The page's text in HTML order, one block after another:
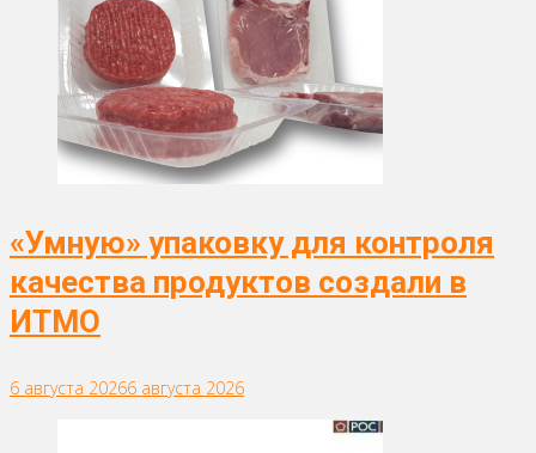
«Умную» упаковку для контроля
качества продуктов создали в
ИТМО
6 августа 20266 августа 2026